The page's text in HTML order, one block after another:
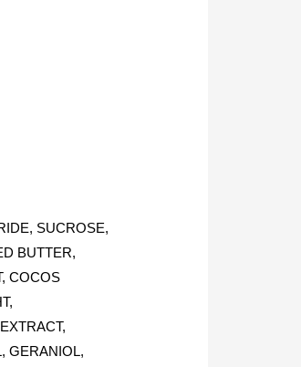
SUCROSE,
BUTTER,
COCOS
GERANIOL,